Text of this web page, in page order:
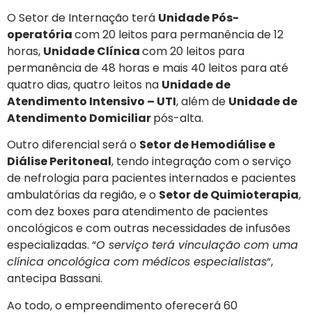
O Setor de Internação terá Unidade Pós-
operatóriacom 20 leitos para permanência de 12
horas, Unidade Clínicacom 20 leitos para
permanência de 48 horas e mais 40 leitos para até
quatro dias, quatro leitos na Unidade de
Atendimento Intensivo – UTI, além de Unidade de
Atendimento Domiciliarpós-alta.
Outro diferencial será o Setor de Hemodiálise e
Diálise Peritoneal, tendo integração com o serviço
de nefrologia para pacientes internados e pacientes
ambulatórias da região, e o Setor de Quimioterapia,
com dez boxes para atendimento de pacientes
oncológicos e com outras necessidades de infusões
especializadas. “O serviço terá vinculação com uma
clínica oncológica com médicos especialistas“,
antecipa Bassani.
Ao todo, o empreendimento oferecerá 60